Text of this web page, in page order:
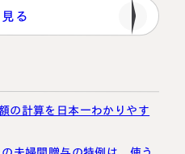
る
の計算を日本一わかりやす